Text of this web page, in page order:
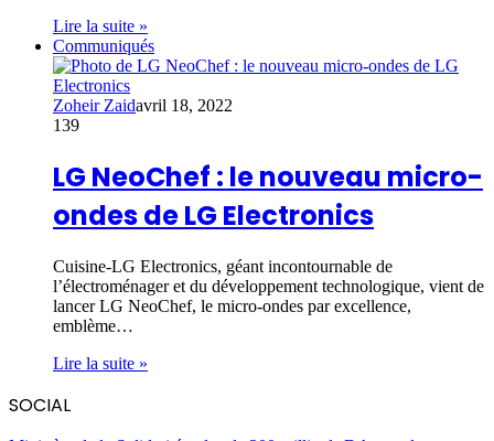
Lire la suite »
Communiqués
Zoheir Zaidavril 18, 2022
139
LG NeoChef : le nouveau micro-
ondes de LG Electronics
Cuisine-LG Electronics, géant incontournable de
l’électroménager et du développement technologique, vient de
lancer LG NeoChef, le micro-ondes par excellence,
emblème…
Lire la suite »
SOCIAL